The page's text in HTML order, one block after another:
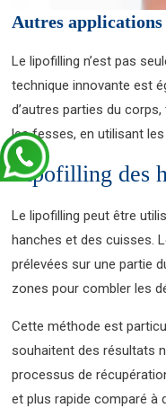
Autres
Le lipofilling n’est pas
technique innovante est
d’autres parties du
les fesses, en utilisant
Lipofilling des
Le lipofilling peut être
hanches et des cuisses.
prélevées sur une partie
zones pour combler les
Cette méthode est
souhaitent des résultats
processus de
et plus rapide comparé à